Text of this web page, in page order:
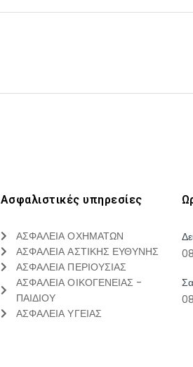
Ασφαλιστικές υπηρεσίες
ΑΣΦΑΛΕΙΑ ΟΧΗΜΑΤΩΝ
ΑΣΦΑΛΕΙΑ ΑΣΤΙΚΗΣ ΕΥΘΥΝΗΣ
ΑΣΦΑΛΕΙΑ ΠΕΡΙΟΥΣΙΑΣ
ΑΣΦΑΛΕΙΑ ΟΙΚΟΓΕΝΕΙΑΣ -
ΠΑΙΔΙΟΥ
ΑΣΦΑΛΕΙΑ ΥΓΕΙΑΣ